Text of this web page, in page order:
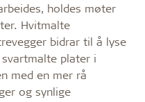
holdes møter
Hvitmalte
bidrar til å lyse
plater i
med en mer rå
og synlige